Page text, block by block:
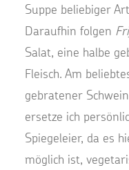
Suppe beliebiger
Daraufhin folgen
Salat, eine halbe
Fleisch. Am
gebratener
ersetze ich
Spiegeleier, da es
möglich ist,